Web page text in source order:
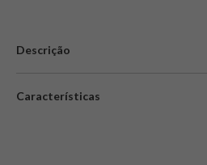
Descrição
Características